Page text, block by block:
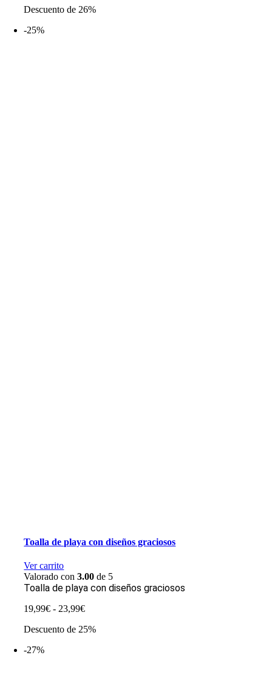
originalactual
Descuento de 26%
-25%
Toalla de playa con diseños graciosos
Ver carrito
Valorado con3.00 de 5
Toalla de playa con diseños graciosos
19,99€ - 23,99€Rango
precios:
Descuento de 25%
-27%